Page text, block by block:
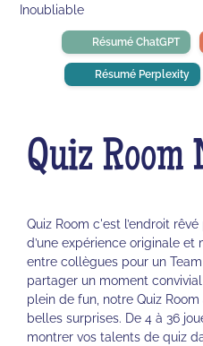
Inoubliable
Résumé ChatGPT
Résumé Perplexity
Quiz Room
Quiz Room c'est l’endroit
d’une expérience originale et
entre collègues pour un
partager un moment
plein de fun, notre Quiz
belles surprises. De 4 à 36
montrer vos talents de quiz